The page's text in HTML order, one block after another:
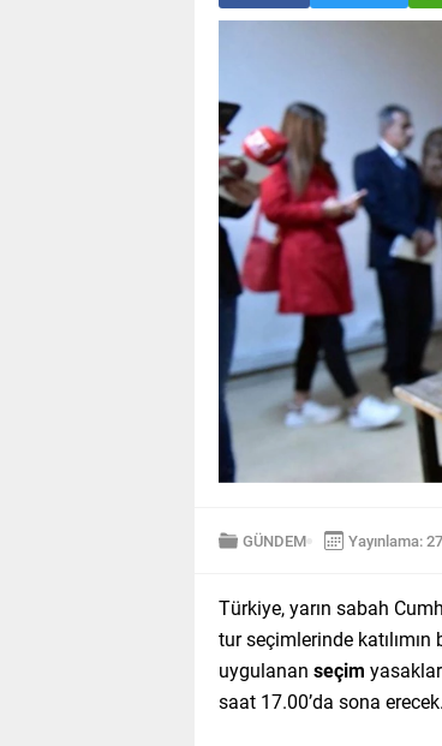
GÜNDEM Yayınlama:
Türkiye, yarın sabah
tur seçimlerinde
uygulanan seçim
saat 17.00’da sona erecek.